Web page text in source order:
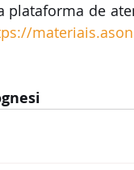
plataforma de